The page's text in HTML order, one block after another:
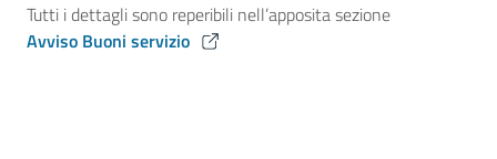
Tutti i dettagli sono reperibili nell’apposita sezione
Avviso Buoni servizio